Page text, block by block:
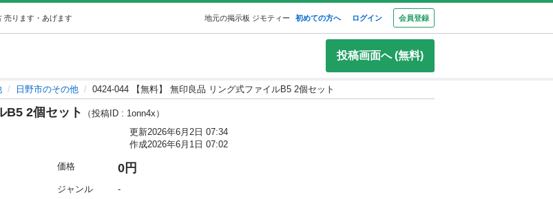
売ります・あげます 地元の掲示板 ジモティー 初めての方へ ログイン 会員登録
投稿画面へ (無料)
日野市のその他 0424-044 【無料】 無印良品 リング式ファイルB5 2個セット
B5 2個セット
（投稿ID : 1onn4x）
更新2026年6月2日 07:34
作成2026年6月1日 07:02
価格 0円
ジャンル
-